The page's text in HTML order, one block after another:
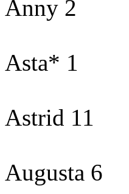
Anny 2
Asta* 1
Astrid 11
Augusta 6